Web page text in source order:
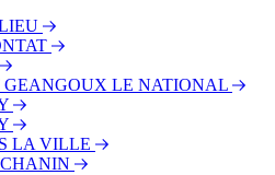
GEANGOUX LE NATIONAL
LA VILLE